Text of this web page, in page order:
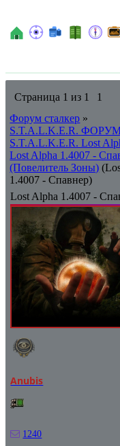
N
Страница 1 из 1
1
Форум сталкер »
S.T.A.L.K.E.R.
S.T.A.L.K.E.R. Lost
Lost Alpha 1.4007 -
(Повелитель Зоны)
1.4007 - Спавнер)
Lost Alpha 1.4007 -
Anubis
1240